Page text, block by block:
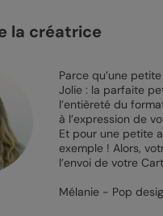
la créatrice
Parce qu’une
Jolie : la parfaite
l’entièreté du
à l’expression de
Et pour une petite
exemple ! Alors,
l’envoi de votre
Mélanie - Pop